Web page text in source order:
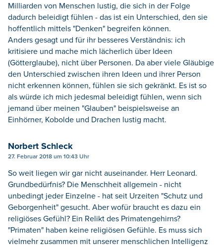
Milliarden von Menschen lustig, die sich in der Folge
dadurch beleidigt fühlen - das ist ein Unterschied, den sie
hoffentlich mittels "Denken" begreifen können.
Anders gesagt und für ihr besseres Verständnis: ich
kritisiere und mache mich lächerlich über Ideen
(Götterglaube), nicht über Personen. Da aber viele Gläubige
den Unterschied zwischen ihren Ideen und ihrer Person
nicht erkennen können, fühlen sie sich gekränkt. Es ist so
als würde ich mich jedesmal beleidigt fühlen, wenn sich
jemand über meinen "Glauben" beispielsweise an
Einhörner, Kobolde und Drachen lustig macht.
Norbert Schleck
27. Februar 2018 um 10:43 Uhr
So weit liegen wir gar nicht auseinander. Herr Leonard.
Grundbedürfnis? Die Menschheit allgemein - nicht
unbedingt jeder Einzelne - hat seit Urzeiten "Schutz und
Geborgenheit" gesucht. Aber wofür braucht es dazu ein
religiöses Gefühl? Ein Relikt des Primatengehirns?
"Primaten" haben keine religiösen Gefühle. Es muss sich
vielmehr zusammen mit unserer menschlichen Intelligenz